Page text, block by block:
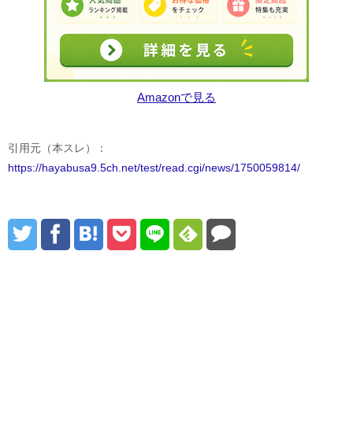
Amazonで見る
引用元（本スレ）：
https://hayabusa9.5ch.net/test/read.cgi/news/1750059814/